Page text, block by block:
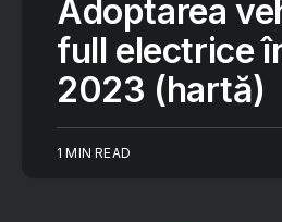
Adoptarea
full electrice
2023 (hartă)
1 MIN READ